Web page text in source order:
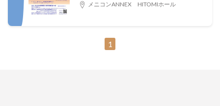
メニコンANNEX HITOMIホール
1